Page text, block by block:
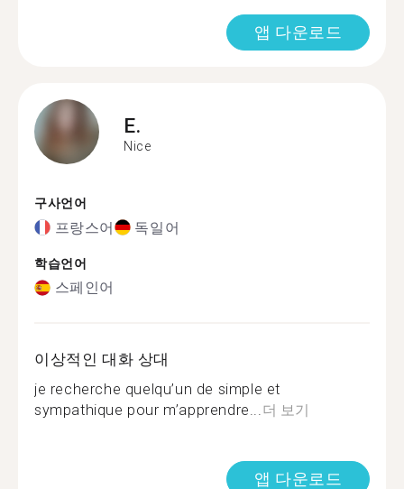
앱 다운로드
E.
Nice
구사언어
프랑스어 독일어
학습언어
스페인어
이상적인 대화 상대
je recherche quelqu’un de simple et
sympathique pour m’apprendre...더 보기
앱 다운로드